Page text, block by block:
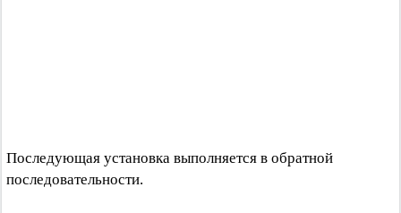
Последующая установка выполняется в обратной
последовательности.